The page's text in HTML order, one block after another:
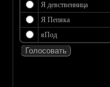
Я девственница
Я Пепяка
яПод